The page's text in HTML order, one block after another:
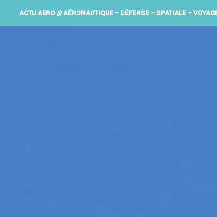
ACTU AERO /// AÉRONAUTIQUE – DÉFENSE – SPATIALE –